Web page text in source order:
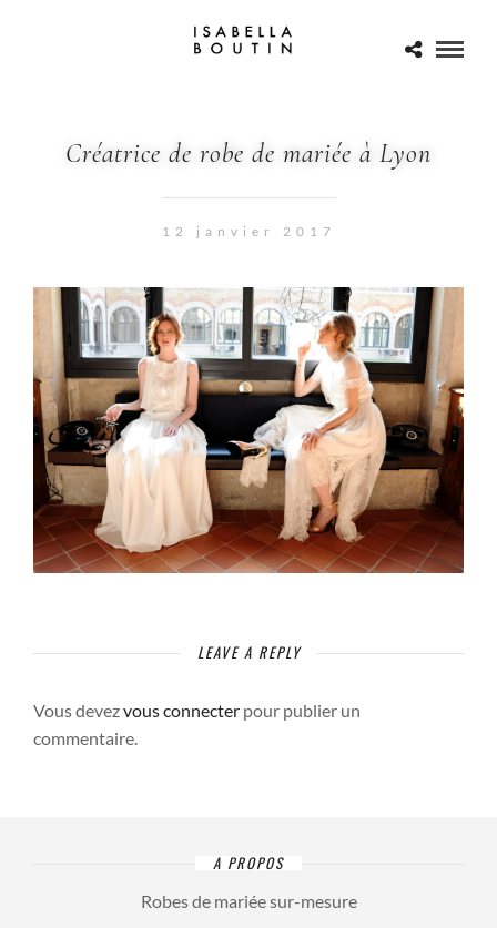
Créatrice de robe de mariée à Lyon
12 janvier 2017
LEAVE A REPLY
Vous devezvous connecter pour publier un
commentaire.
A PROPOS
Robes de mariée sur-mesure